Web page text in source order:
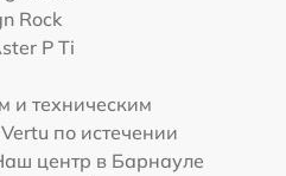
Rock
P Ti
и техническим
по истечении
центр в Барнауле